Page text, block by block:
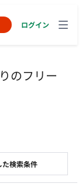
ログイン
のフリー
た検索条件